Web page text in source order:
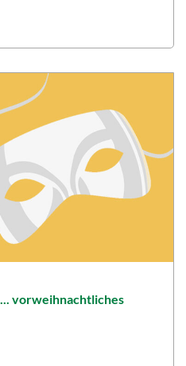
vorweihnachtliches